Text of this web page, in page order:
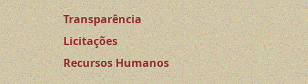
Transparência
Licitações
Recursos Humanos